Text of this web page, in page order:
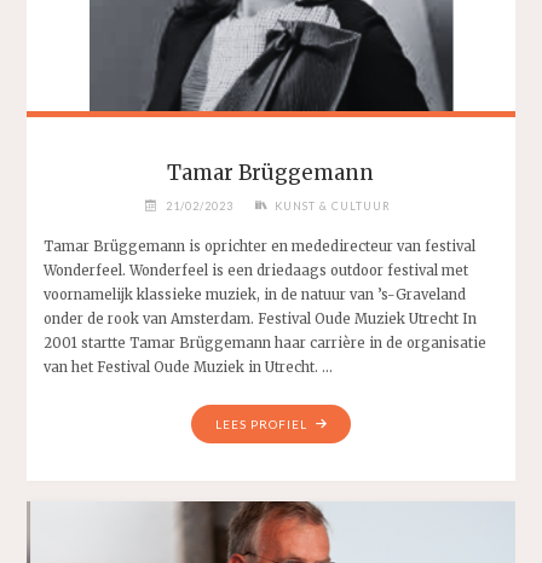
Tamar Brüggemann
21/02/2023 KUNST & CULTUUR
Tamar Brüggemann is oprichter en mededirecteur van festival
Wonderfeel. Wonderfeel is een driedaags outdoor festival met
voornamelijk klassieke muziek, in de natuur van ’s-Graveland
onder de rook van Amsterdam. Festival Oude Muziek Utrecht In
2001 startte Tamar Brüggemann haar carrière in de organisatie
van het Festival Oude Muziek in Utrecht. …
LEES PROFIEL
"TAMAR
BRÜGGEMANN"